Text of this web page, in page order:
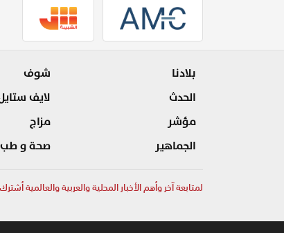
بلادنا
الحدث
مؤشر
الجماهير
شوف
لايف
مزاج
صحة و طب
لمتابعة آخر وأهم الأخبار المحلية والعربية والعالمية